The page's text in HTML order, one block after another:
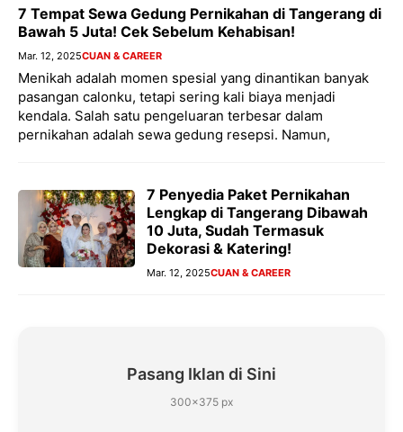
7 Tempat Sewa Gedung Pernikahan di Tangerang di
Bawah 5 Juta! Cek Sebelum Kehabisan!
Mar. 12, 2025CUAN & CAREER
Menikah adalah momen spesial yang dinantikan banyak
pasangan calonku, tetapi sering kali biaya menjadi
kendala. Salah satu pengeluaran terbesar dalam
pernikahan adalah sewa gedung resepsi. Namun,
7 Penyedia Paket Pernikahan
Lengkap di Tangerang Dibawah
10 Juta, Sudah Termasuk
Dekorasi & Katering!
Mar. 12, 2025CUAN & CAREER
Pasang Iklan di Sini
300×375 px